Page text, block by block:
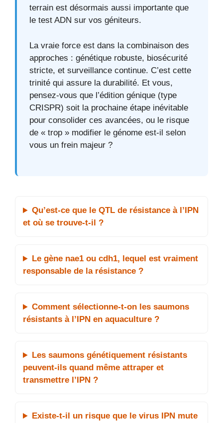
terrain est désormais aussi importante que
le test ADN sur vos géniteurs.
La vraie force est dans la combinaison des
approches : génétique robuste, biosécurité
stricte, et surveillance continue. C’est cette
trinité qui assure la durabilité. Et vous,
pensez-vous que l’édition génique (type
CRISPR) soit la prochaine étape inévitable
pour consolider ces avancées, ou le risque
de « trop » modifier le génome est-il selon
vous un frein majeur ?
Qu’est-ce que le QTL de résistance à l’IPN
et où se trouve-t-il ?
Le gène nae1 ou cdh1, lequel est vraiment
responsable de la résistance ?
Comment sélectionne-t-on les saumons
résistants à l’IPN en aquaculture ?
Les saumons génétiquement résistants
peuvent-ils quand même attraper et
transmettre l’IPN ?
Existe-t-il un risque que le virus IPN mute